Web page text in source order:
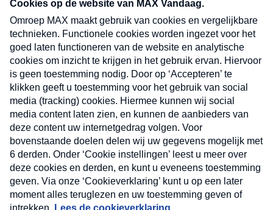
nieuwsbrief. Elke vrijdag- en dinsdagochtend in
uw mailbox.
Verzend
Nieuwsbrief
Neem hier een gratis abonnement op onze
nieuwsbrief. Elke vrijdag- en dinsdagochtend in uw